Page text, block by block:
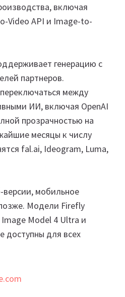
включая
Video API и Image-to-
генерацию с
партнеров.
между
ИИ, включая OpenAI
прозрачностью на
месяцы к числу
fal.ai, Ideogram, Luma,
версии, мобильное
Модели Firefly
Model 4 Ultra и
доступны для всех